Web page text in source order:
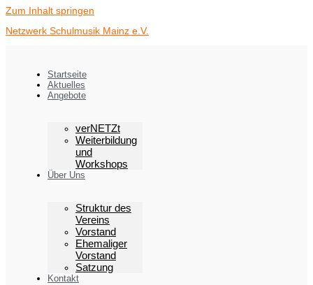
Zum Inhalt springen
Netzwerk Schulmusik Mainz e.V.
Startseite
Aktuelles
Angebote
verNETZt
Weiterbildung
und
Workshops
Über Uns
Struktur des
Vereins
Vorstand
Ehemaliger
Vorstand
Satzung
Kontakt